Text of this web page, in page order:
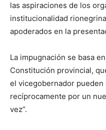
las aspiraciones de los
institucionalidad
apoderados en la
La impugnación se basa
Constitución provincial,
el vicegobernador
recíprocamente por un
vez”.